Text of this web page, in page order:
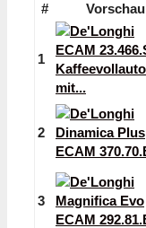
# Vorschau
1
2
3